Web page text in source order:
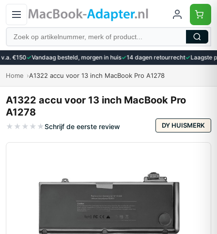
€150✓Vandaag besteld, morgen in huis✓14 dagen retourrecht✓Laagste
Home A1322 accu voor 13 inch MacBook Pro A1278
A1322 accu voor 13 inch MacBook Pro
A1278
★ ★ ★ ★ ★Schrijf de eerste review DY HUISMERK